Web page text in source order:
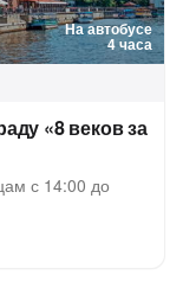
На автобусе
4 часа
«8 веков за
с 14:00 до